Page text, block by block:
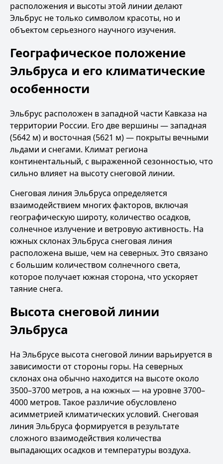
расположения и высоты этой линии делают
Эльбрус не только символом красоты, но и
объектом серьезного научного изучения.
Географическое положение
Эльбруса и его климатические
особенности
Эльбрус расположен в западной части Кавказа на
территории России. Его две вершины — западная
(5642 м) и восточная (5621 м) — покрыты вечными
льдами и снегами. Климат региона
континентальный, с выраженной сезонностью, что
сильно влияет на высоту снеговой линии.
Снеговая линия Эльбруса определяется
взаимодействием многих факторов, включая
географическую широту, количество осадков,
солнечное излучение и ветровую активность. На
южных склонах Эльбруса снеговая линия
расположена выше, чем на северных. Это связано
с большим количеством солнечного света,
которое получает южная сторона, что ускоряет
таяние снега.
Высота снеговой линии
Эльбруса
На Эльбрусе высота снеговой линии варьируется в
зависимости от стороны горы. На северных
склонах она обычно находится на высоте около
3500–3700 метров, а на южных — на уровне 3700–
4000 метров. Такое различие обусловлено
асимметрией климатических условий. Снеговая
линия Эльбруса формируется в результате
сложного взаимодействия количества
выпадающих осадков и температуры воздуха.